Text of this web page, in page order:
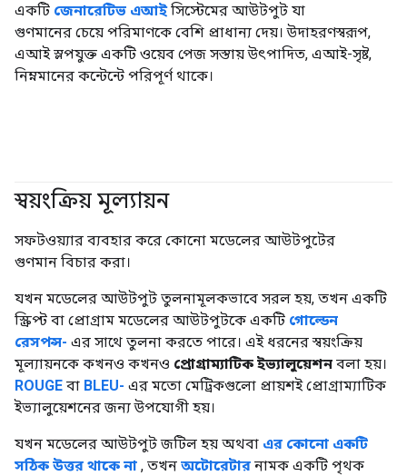
একটি জেনারেটিভ এআইসিস্টেমের আউটপুট যা
গুণমানের চেয়ে পরিমাণকে বেশি প্রাধান্য দেয়। উদাহরণস্বরূপ,
এআই স্লপযুক্ত একটি ওয়েব পেজ সস্তায় উৎপাদিত, এআই-সৃষ্ট,
নিম্নমানের কন্টেন্টে পরিপূর্ণ থাকে।
স্বয়ংক্রিয় মূল্যায়ন
সফটওয়্যার ব্যবহার করে কোনো মডেলের আউটপুটের
গুণমান বিচার করা।
যখন মডেলের আউটপুট তুলনামূলকভাবে সরল হয়, তখন একটি
স্ক্রিপ্ট বা প্রোগ্রাম মডেলের আউটপুটকে একটি গোল্ডেন
রেসপন্স- এর সাথে তুলনা করতে পারে। এই ধরনের স্বয়ংক্রিয়
মূল্যায়নকে কখনও কখনও প্রোগ্রাম্যাটিক ইভ্যালুয়েশন বলা হয়।
ROUGE বা BLEU- এর মতো মেট্রিকগুলো প্রায়শই প্রোগ্রাম্যাটিক
ইভ্যালুয়েশনের জন্য উপযোগী হয়।
যখন মডেলের আউটপুট জটিল হয় অথবা এর কোনো একটি
সঠিক উত্তর থাকে না , তখন অটোরেটার নামক একটি পৃথক